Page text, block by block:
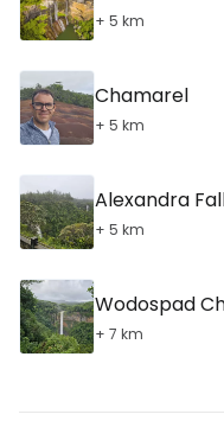
+ 5 km
Chamarel
+ 5 km
Alexandra
+ 5 km
Wodospad
+ 7 km